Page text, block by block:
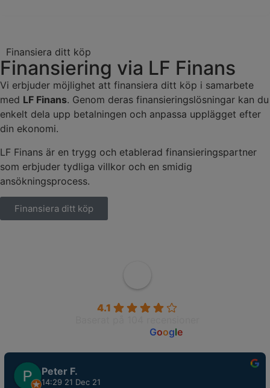
Finansiera ditt köp
Finansiering via LF Finans
Vi erbjuder möjlighet att finansiera ditt köp i samarbete
med LF Finans. Genom deras finansieringslösningar kan du
enkelt dela upp betalningen och anpassa upplägget efter
din ekonomi.
LF Finans är en trygg och etablerad finansieringspartner
som erbjuder tydliga villkor och en smidig
ansökningsprocess.
Finansiera ditt köp
4.1
Google
Peter F.
14:29 21 Dec 21